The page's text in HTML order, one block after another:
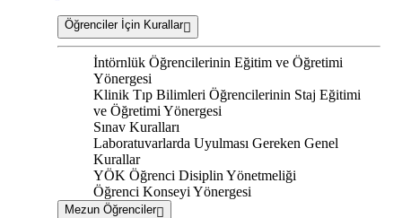
Öğrenciler İçin Kurallar
İntörnlük Öğrencilerinin Eğitim ve Öğretimi
Yönergesi
Klinik Tıp Bilimleri Öğrencilerinin Staj Eğitimi
ve Öğretimi Yönergesi
Sınav Kuralları
Laboratuvarlarda Uyulması Gereken Genel
Kurallar
YÖK Öğrenci Disiplin Yönetmeliği
Öğrenci Konseyi Yönergesi
Mezun Öğrenciler